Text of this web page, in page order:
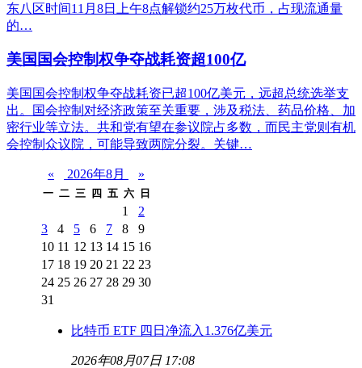
东八区时间11月8日上午8点解锁约25万枚代币，占现流通量
的…
美国国会控制权争夺战耗资超100亿
美国国会控制权争夺战耗资已超100亿美元，远超总统选举支
出。国会控制对经济政策至关重要，涉及税法、药品价格、加
密行业等立法。共和党有望在参议院占多数，而民主党则有机
会控制众议院，可能导致两院分裂。关键…
« 2026年8月 »
一 二 三 四 五 六 日
1
2
3
4 5 6 7 8
9
10 11 12 13 14 15 16
17 18 19 20 21 22 23
24 25 26 27 28 29 30
31
比特币 ETF 四日净流入1.376亿美元
2026年08月07日 17:08